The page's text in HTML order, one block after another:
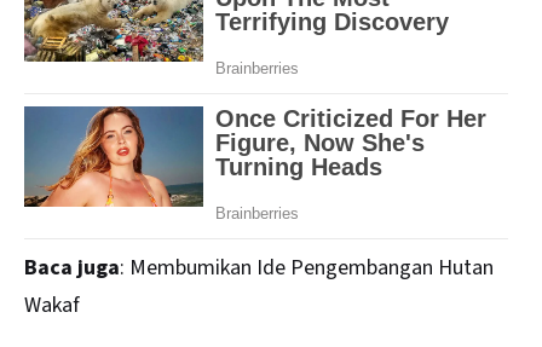
Baca juga: Membumikan Ide Pengembangan Hutan
Wakaf